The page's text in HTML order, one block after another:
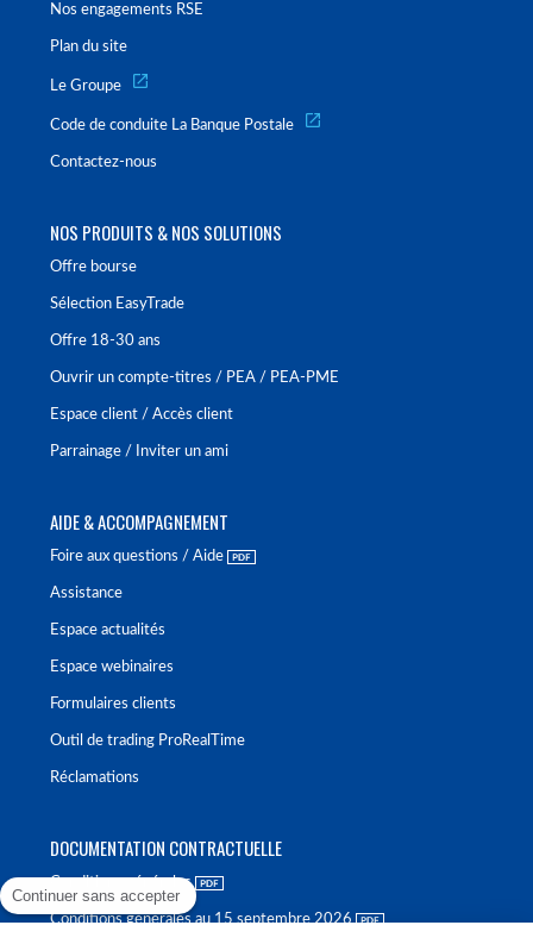
Nos engagements RSE
Plan du site
Le Groupe
Code de conduite La Banque Postale
Contactez-nous
NOS PRODUITS & NOS SOLUTIONS
Offre bourse
Sélection EasyTrade
Offre 18-30 ans
Ouvrir un compte-titres / PEA / PEA-PME
Espace client / Accès client
Parrainage / Inviter un ami
AIDE & ACCOMPAGNEMENT
Foire aux questions / Aide
Assistance
Espace actualités
Espace webinaires
Formulaires clients
Outil de trading ProRealTime
Réclamations
DOCUMENTATION CONTRACTUELLE
Conditions générales
Conditions générales au 15 septembre 2026
Continuer sans accepter